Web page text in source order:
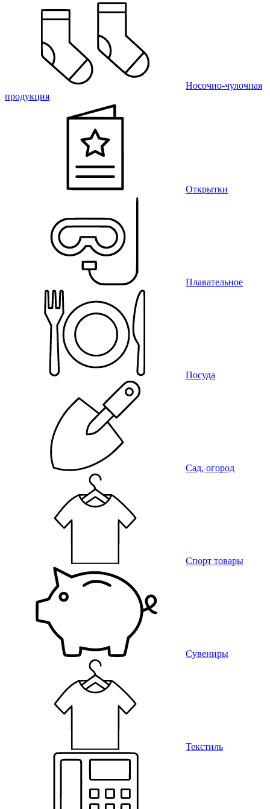
Носочно-чулочная
продукция
Открытки
Плавательное
Посуда
Сад, огород
Спорт товары
Сувениры
Текстиль